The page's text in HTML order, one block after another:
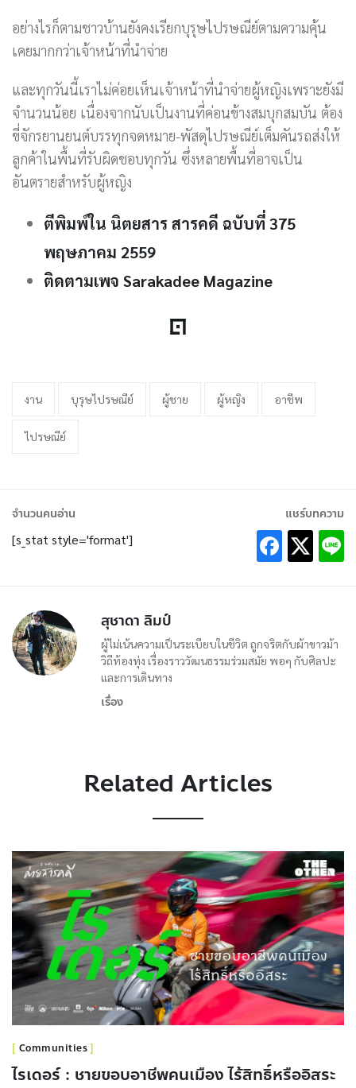
อย่างไรก็ตามชาวบ้านยังคงเรียกบุรุษไปรษณีย์ตามความคุ้น
เคยมากกว่าเจ้าหน้าที่นำจ่าย
และทุกวันนี้เราไม่ค่อยเห็นเจ้าหน้าที่นำจ่ายผู้หญิงเพราะยังมี
จำนวนน้อย เนื่องจากนับเป็นงานที่ค่อนข้างสมบุกสมบัน ต้อง
ขี่จักรยานยนต์บรรทุกจดหมาย-พัสดุไปรษณีย์เต็มคันรถส่งให้
ลูกค้าในพื้นที่รับผิดชอบทุกวัน ซึ่งหลายพื้นที่อาจเป็น
อันตรายสำหรับผู้หญิง
ตีพิมพ์ใน นิตยสาร สารคดี ฉบับที่ 375
พฤษภาคม 2559
ติดตามเพจ Sarakadee Magazine
งาน บุรุษไปรษณีย์ ผู้ชาย ผู้หญิง อาชีพ
ไปรษณีย์
จำนวนคนอ่าน
[s_stat style='format']
แชร์บทความ
สุชาดา ลิมป์
ผู้ไม่เน้นความเป็นระเบียบในชีวิต ถูกจริตกับผ้าขาวม้า
วิถีท้องทุ่ง เรื่องราววัฒนธรรมร่วมสมัย พอๆ กับศิลปะ
และการเดินทาง
เรื่อง
Related Articles
Communities
ไรเดอร์ : ชายขอบอาชีพคนเมือง ไร้สิทธิ์หรืออิสระ